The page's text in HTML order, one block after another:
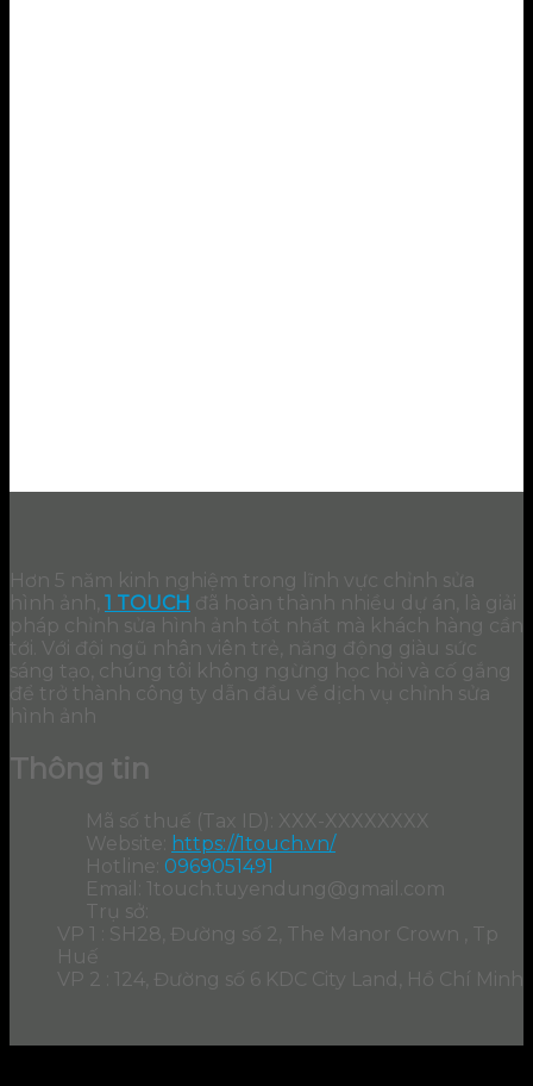
Hơn 5 năm kinh nghiệm trong lĩnh vực chỉnh sửa
hình ảnh, 1 TOUCH đã hoàn thành nhiều dự án, là giải
pháp chỉnh sửa hình ảnh tốt nhất mà khách hàng cần
tới. Với đội ngũ nhân viên trẻ, năng động giàu sức
sáng tạo, chúng tôi không ngừng học hỏi và cố gắng
để trở thành công ty dẫn đầu về dịch vụ chỉnh sửa
hình ảnh
Thông tin
Mã số thuế (Tax ID): XXX-XXXXXXXX
Website: https://1touch.vn/
Hotline: 0969051491
Email: 1touch.tuyendung@gmail.com
Trụ sở:
VP 1 : SH28, Đường số 2, The Manor Crown , Tp
Huế
VP 2 : 124, Đường số 6 KDC City Land, Hồ Chí Minh